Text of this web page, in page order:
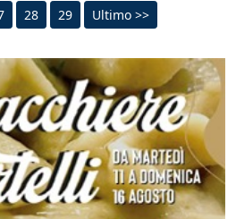
28 29 Ultimo >>